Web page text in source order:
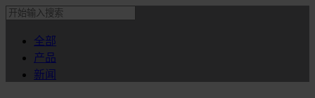
全部
产品
新闻